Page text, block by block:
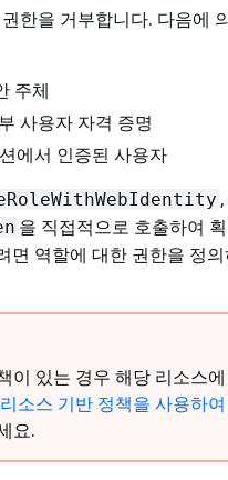
한을 거부합니다. 다음에
주체
사용자 자격 증명
에서 인증된 사용자
,
을 직접적으로 호출하여
면 역할에 대한 권한을 정의
이 있는 경우 해당 리소스
리소스 기반 정책을 사용하
요.